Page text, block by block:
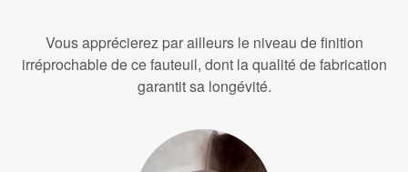
Vous apprécierez par ailleurs le niveau de finition
irréprochable de ce fauteuil, dont la qualité de fabrication
garantit sa longévité.